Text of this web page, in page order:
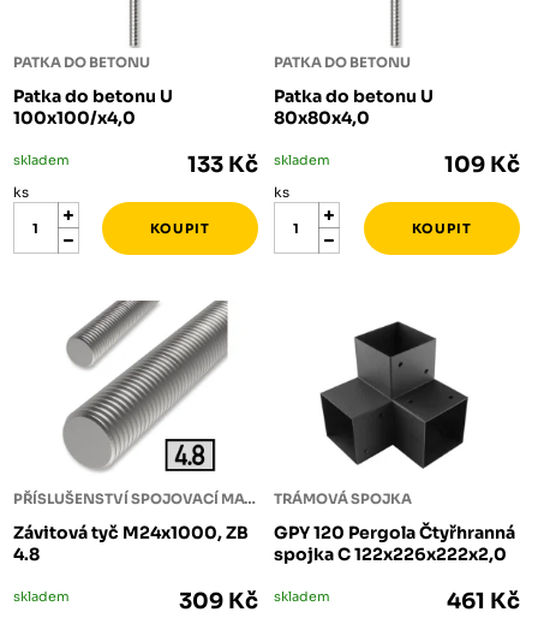
PATKA DO BETONU
Patka do betonu U
100x100/x4,0
skladem 133 Kč
ks
PATKA DO BETONU
Patka do betonu U
80x80x4,0
skladem 109 Kč
ks
PŘÍSLUŠENSTVÍ SPOJOVACÍ MATERIÁL
Závitová tyč M24x1000, ZB
4.8
skladem 309 Kč
TRÁMOVÁ SPOJKA
GPY 120 Pergola Čtyřhranná
spojka C 122x226x222x2,0
skladem 461 Kč